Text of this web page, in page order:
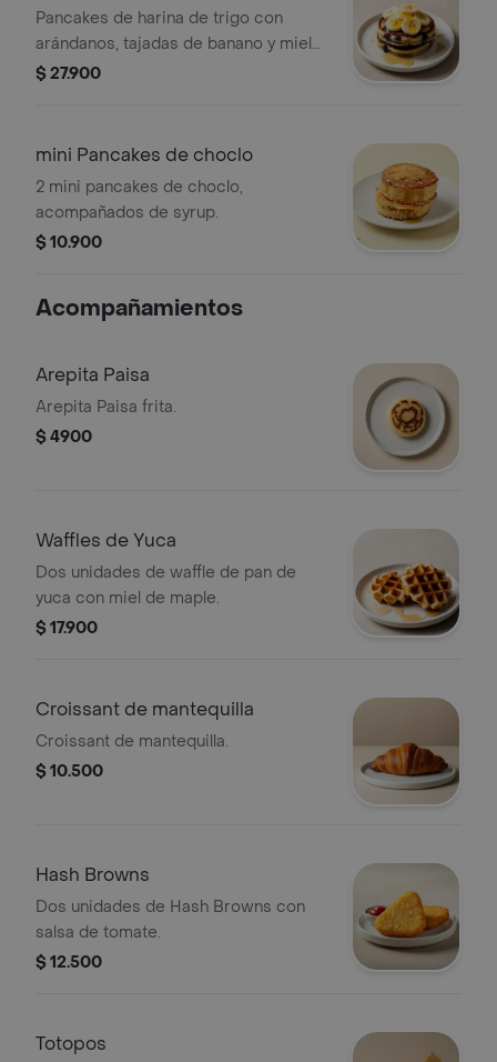
Pancakes de harina de trigo con
arándanos, tajadas de banano y miel
de maple.
$ 27.900
mini Pancakes de choclo
2 mini pancakes de choclo,
acompañados de syrup.
$ 10.900
Acompañamientos
Arepita Paisa
Arepita Paisa frita.
$ 4900
Waffles de Yuca
Dos unidades de waffle de pan de
yuca con miel de maple.
$ 17.900
Croissant de mantequilla
Croissant de mantequilla.
$ 10.500
Hash Browns
Dos unidades de Hash Browns con
salsa de tomate.
$ 12.500
Totopos